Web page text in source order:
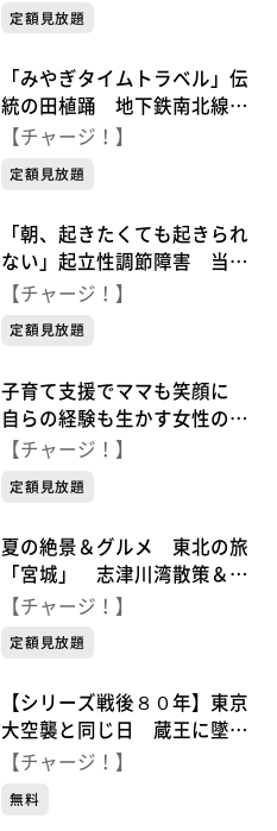
定額見放題
「みやぎタイムトラベル」伝
統の田植踊 地下鉄南北線完
成までの秘蔵映像
【チャージ！】
定額見放題
「朝、起きたくても起きられ
ない」起立性調節障害 当事
者と家族の思い
【チャージ！】
定額見放題
子育て支援でママも笑顔に
自らの経験も生かす女性の思
い
【チャージ！】
定額見放題
夏の絶景＆グルメ 東北の旅
「宮城」 志津川湾散策＆贅
沢生ウニ丼
【チャージ！】
定額見放題
【シリーズ戦後８０年】東京
大空襲と同じ日 蔵王に墜落
した３機のＢ２９ 恩讐を超
【チャージ！】
無料